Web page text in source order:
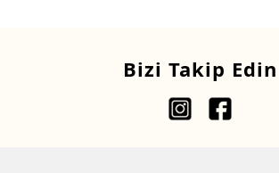
Bizi Takip Edin